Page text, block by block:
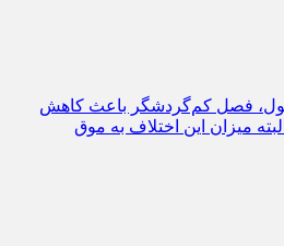
فصل کم‌گردشگر باعث کاهش
میزان این اختلاف به موق